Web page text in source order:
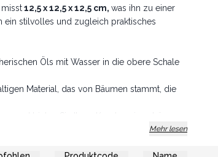
12,5 x 12,5 x 12,5 cm, was ihn zu einer
ein stilvolles und zugleich praktisches
Öls mit Wasser in die obere Schale
Material, das von Bäumen stammt, die
und bieten Sie Ihren Kunden ein schönes,
Mehr lesen